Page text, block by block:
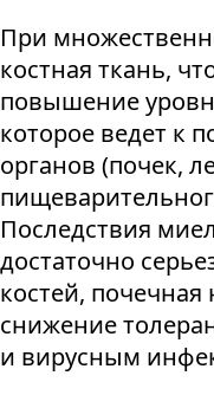
При
костная ткань,
повышение
которое ведет к
органов (почек,
Последствия
достаточно
костей, почечная
снижение
и вирусным